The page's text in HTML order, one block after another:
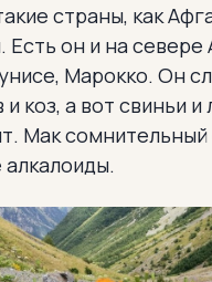
страны, как
Есть он и на севере
Марокко. Он
и коз, а вот свиньи
Мак